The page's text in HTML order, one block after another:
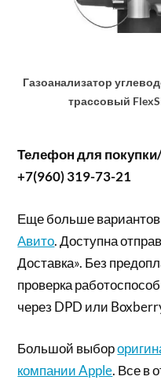
Газоанализатор
трассовый
Телефон для
+7(960) 319-73-21
Еще больше
Авито. Доступна
Доставка». Без
проверка
через DPD или
Большой выбор
компании Apple. Все в